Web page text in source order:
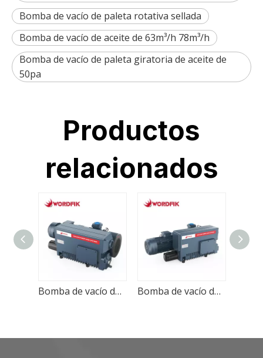
Bomba de vacío de paleta rotativa sellada
Bomba de vacío de aceite de 63m³/h 78m³/h
Bomba de vacío de paleta giratoria de aceite de
50pa
Productos
relacionados
Bomba de vacío de paletas rotativas lubricada con aceite Wordfik PVX302 300 m³/h 360 m³/h Bomba de vacío de paletas rotativas sellada con aceite PVX250 250 m³/h 300 m³/h 0,5 mbar